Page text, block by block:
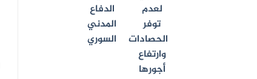
لعدم
توفر
الحصادات
وارتفاع
أجورها
الدفاع
المدني
السوري